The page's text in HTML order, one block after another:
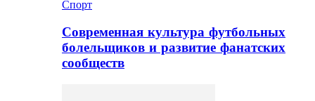
Спорт
Современная культура футбольных
болельщиков и развитие фанатских
сообществ